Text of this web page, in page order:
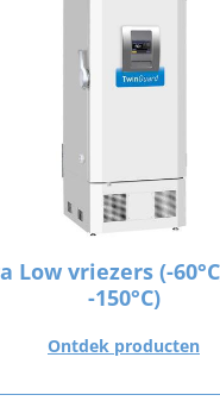
Low vriezers (-
-150°C)
Ontdek producten